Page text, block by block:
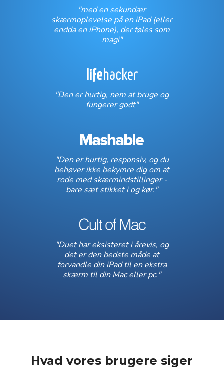
"med en sekundær
skærmoplevelse på en iPad (eller
endda en iPhone), der føles som
magi"
"Den er hurtig, nem at bruge og
fungerer godt"
"Den er hurtig, responsiv, og du
behøver ikke bekymre dig om at
rode med skærmindstillinger -
bare sæt stikket i og kør."
"Duet har eksisteret i årevis, og
det er den bedste måde at
forvandle din iPad til en ekstra
skærm til din Mac eller pc."
Hvad vores brugere siger